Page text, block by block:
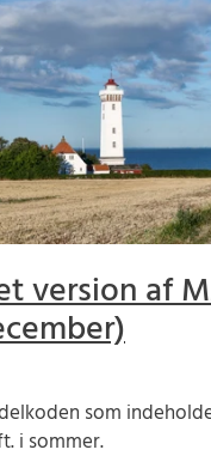
version af
som
i sommer.